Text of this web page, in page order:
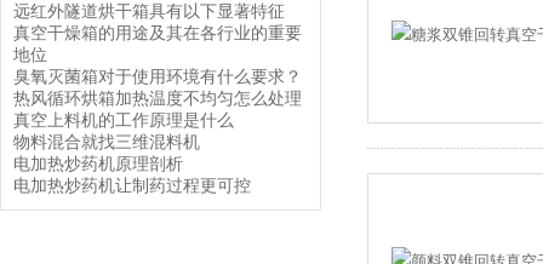
远红外隧道烘干箱具有以下显著特征
真空干燥箱的用途及其在各行业的重要
地位
臭氧灭菌箱对于使用环境有什么要求？
热风循环烘箱加热温度不均匀怎么处理
真空上料机的工作原理是什么
物料混合就找三维混料机
电加热炒药机原理剖析
电加热炒药机让制药过程更可控